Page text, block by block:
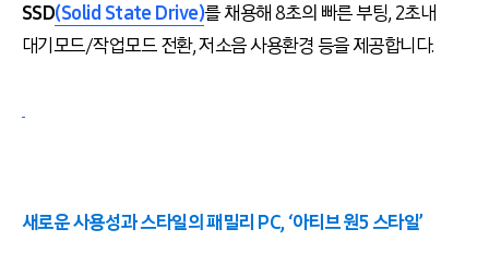
SSD(Solid State Drive)를 채용해 8초의 빠른 부팅, 2초내
대기모드/작업모드 전환, 저소음 사용환경 등을 제공합니다.
새로운 사용성과 스타일의 패밀리 PC, ‘아티브 원5 스타일’